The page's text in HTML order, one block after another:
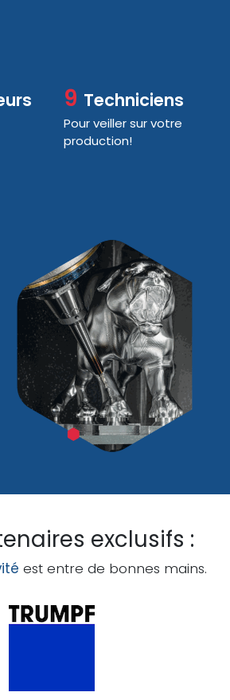
9 Techniciens
Pour veiller sur votre
production!
exclusifs :
est entre de bonnes mains.